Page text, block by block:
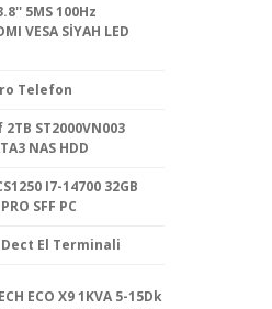
5MS 100Hz
VESA SİYAH LED
Telefon
ST2000VN003
NAS HDD
I7-14700 32GB
SFF PC
El Terminali